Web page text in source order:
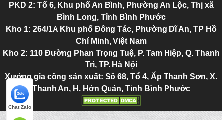
PKD 2: Tổ 6, Khu phố An Bình, Phường An Lộc, Thị xã
Bình Long, Tỉnh Bình Phước
Kho 1: 264/1A Khu phố Đông Tác, Phường Dĩ An, TP Hồ
Chí Minh, Việt Nam
Kho 2: 110 Đường Phan Trọng Tuệ, P. Tam Hiệp, Q. Thanh
Trì, TP. Hà Nội
Xưởng gia công sản xuất: Số 68, Tổ 4, Ấp Thanh Sơn, X.
Thanh An, H. Hớn Quản, Tỉnh Bình Phước
Chat Zalo